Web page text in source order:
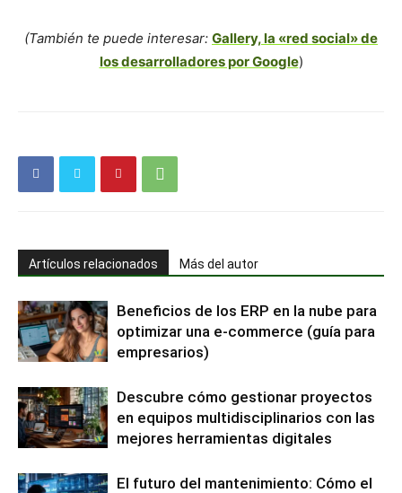
(También te puede interesar: Gallery, la «red social» de
los desarrolladores por Google)
Artículos relacionados Más del autor
Beneficios de los ERP en la nube para
optimizar una e-commerce (guía para
empresarios)
Descubre cómo gestionar proyectos
en equipos multidisciplinarios con las
mejores herramientas digitales
El futuro del mantenimiento: Cómo el